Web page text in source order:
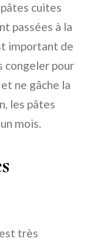
cuites
passées à la
important de
congeler pour
ne gâche la
les pâtes
mois.
très